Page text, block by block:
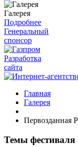
Галерея
Подробнее
Генеральный
спонсор
Разработка
сайта
Главная
Галерея
Первозданная
Темы фестиваля